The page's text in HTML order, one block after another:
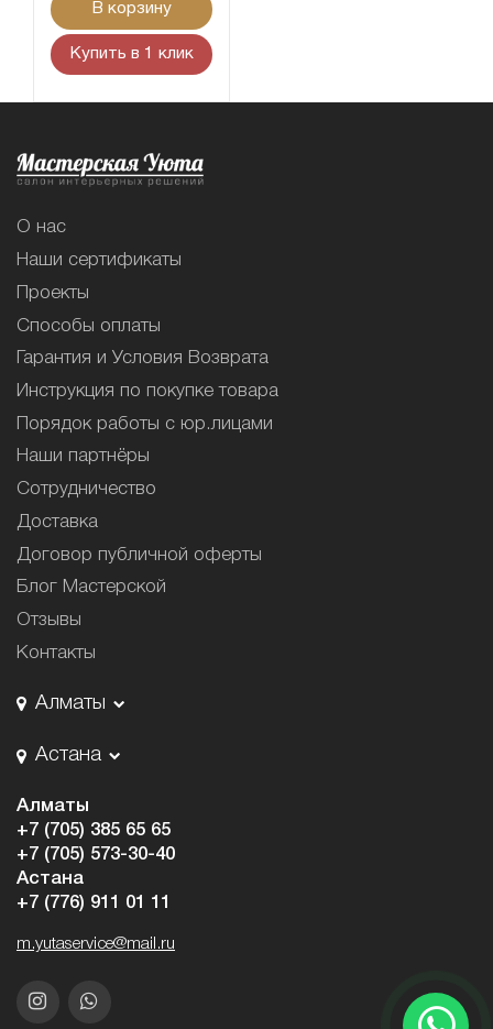
В корзину
Купить в 1 клик
О нас
Наши сертификаты
Проекты
Способы оплаты
Гарантия и Условия Возврата
Инструкция по покупке товара
Порядок работы с юр.лицами
Наши партнёры
Сотрудничество
Доставка
Договор публичной оферты
Блог Мастерской
Отзывы
Контакты
Алматы
Астана
Алматы
+7 (705) 385 65 65
+7 (705) 573-30-40
Астана
+7 (776) 911 01 11
m.yutaservice@mail.ru